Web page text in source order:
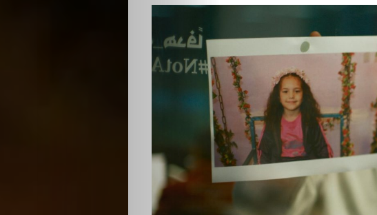
Izbor
Zavrti
ploču
Boldcast
Podrži
nas